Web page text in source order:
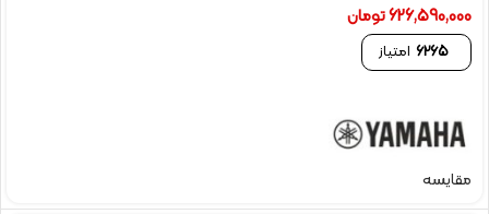
626,590,000تومان
6265 امتیاز
مقایسه